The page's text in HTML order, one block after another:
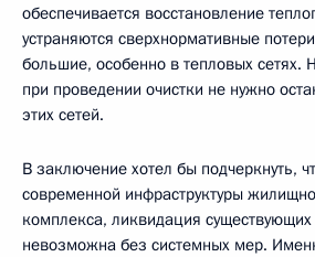
обеспечивается восстановление
устраняются сверхнормативные
большие, особенно в тепловых сетях.
при проведении очистки не нужно
этих сетей.
В заключение хотел бы подчеркнуть,
современной инфраструктуры
комплекса, ликвидация
невозможна без системных мер.